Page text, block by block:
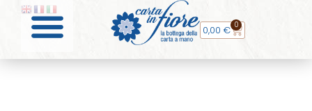
0,00 € 0